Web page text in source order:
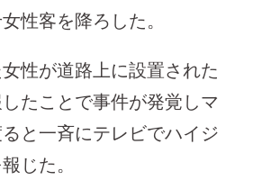
性客を降ろした。
性が道路上に設置された
たことで事件が発覚しマ
と一斉にテレビでハイジ
じた。